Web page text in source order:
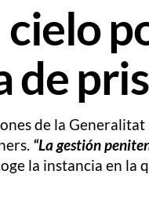
de
de la Generalitat
“La gestión
la instancia en la